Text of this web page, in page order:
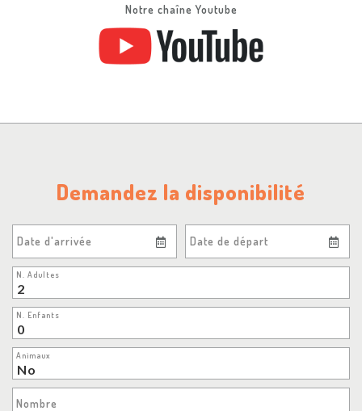
Notre chaîne Youtube
Demandez la disponibilité
Date d'arrivée Date de départ
N. Adultes
N. Enfants
Animaux
Nombre